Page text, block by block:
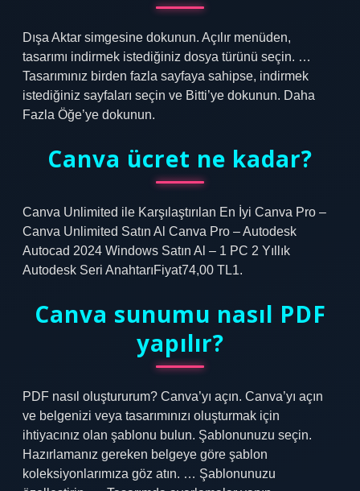
Dışa Aktar simgesine dokunun. Açılır menüden,
tasarımı indirmek istediğiniz dosya türünü seçin. …
Tasarımınız birden fazla sayfaya sahipse, indirmek
istediğiniz sayfaları seçin ve Bitti’ye dokunun. Daha
Fazla Öğe’ye dokunun.
Canva ücret ne kadar?
Canva Unlimited ile Karşılaştırılan En İyi Canva Pro –
Canva Unlimited Satın Al Canva Pro – Autodesk
Autocad 2024 Windows Satın Al – 1 PC 2 Yıllık
Autodesk Seri AnahtarıFiyat74,00 TL1.
Canva sunumu nasıl PDF
yapılır?
PDF nasıl oluştururum? Canva’yı açın. Canva’yı açın
ve belgenizi veya tasarımınızı oluşturmak için
ihtiyacınız olan şablonu bulun. Şablonunuzu seçin.
Hazırlamanız gereken belgeye göre şablon
koleksiyonlarımıza göz atın. … Şablonunuzu